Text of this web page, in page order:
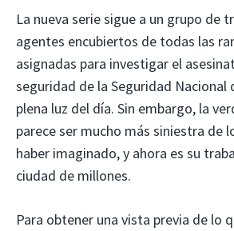
La nueva serie sigue a un grupo de
agentes encubiertos de todas las
asignadas para investigar el
seguridad de la Seguridad Nacional
plena luz del día. Sin embargo, la
parece ser mucho más siniestra de
haber imaginado, y ahora es su
ciudad de millones.
Para obtener una vista previa de lo